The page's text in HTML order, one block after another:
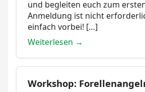
und begleiten euch zum
Anmeldung ist nicht
einfach vorbei! […]
Weiterlesen →
Workshop: